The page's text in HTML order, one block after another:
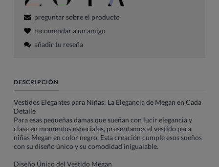
preguntar sobre el producto
recomendar a un amigo
añadir tu reseña
DESCRIPCIÓN
Vestidos Elegantes para Niñas: La Elegancia de Megan en Cada
Detalle
Para esas pequeñas damas que sueñan con lucir elegancia y
clase en momentos especiales, presentamos el vestido para
niñas Megan en color negro. Esta creación cumple esos sueños
con su diseño único y su comodidad inigualable.
Diseño Único del Vestido Megan